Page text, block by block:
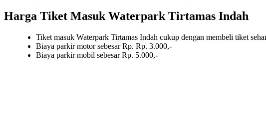
Harga Tiket Masuk Waterpark Tirtamas Indah
Tiket masuk Waterpark Tirtamas Indah cukup dengan membeli tiket
Biaya parkir motor sebesar Rp. Rp. 3.000,-
Biaya parkir mobil sebesar Rp. 5.000,-